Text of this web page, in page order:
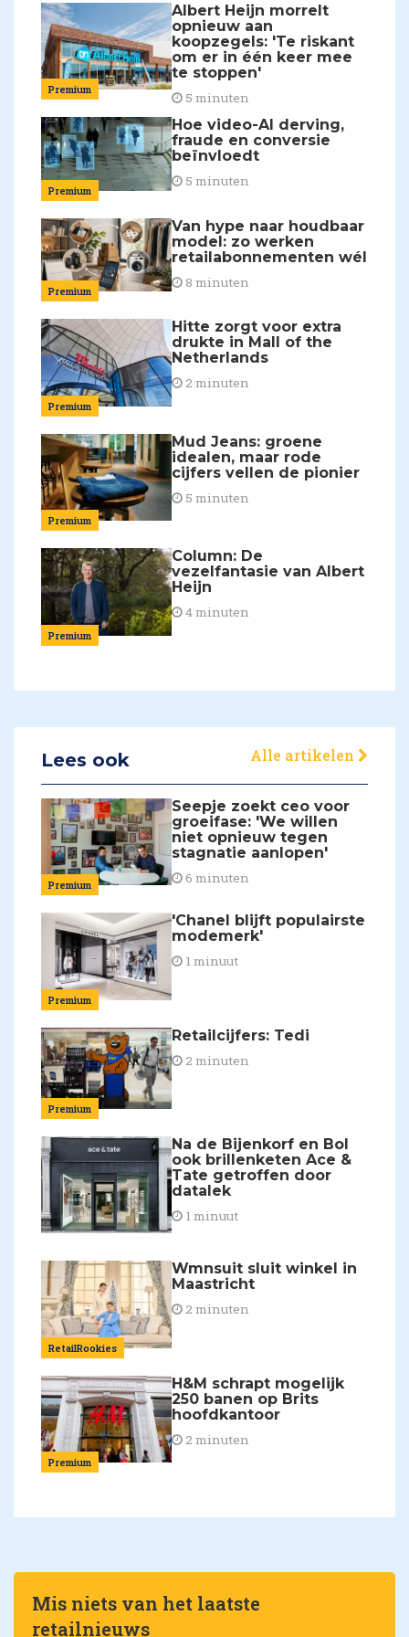
Premium
Albert Heijn morrelt
opnieuw aan
koopzegels: 'Te riskant
om er in één keer mee
te stoppen'
5 minuten
Premium
Hoe video-AI derving,
fraude en conversie
beïnvloedt
5 minuten
Premium
Van hype naar houdbaar
model: zo werken
retailabonnementen wél
8 minuten
Premium
Hitte zorgt voor extra
drukte in Mall of the
Netherlands
2 minuten
Premium
Mud Jeans: groene
idealen, maar rode
cijfers vellen de pionier
5 minuten
Premium
Column: De
vezelfantasie van Albert
Heijn
4 minuten
Lees ook Alle artikelen
Premium
Seepje zoekt ceo voor
groeifase: 'We willen
niet opnieuw tegen
stagnatie aanlopen'
6 minuten
Premium
'Chanel blijft populairste
modemerk'
1 minuut
Premium
Retailcijfers: Tedi
2 minuten
Na de Bijenkorf en Bol
ook brillenketen Ace &
Tate getroffen door
datalek
1 minuut
RetailRookies
Wmnsuit sluit winkel in
Maastricht
2 minuten
Premium
H&M schrapt mogelijk
250 banen op Brits
hoofdkantoor
2 minuten
Mis niets van het laatste
retailnieuws